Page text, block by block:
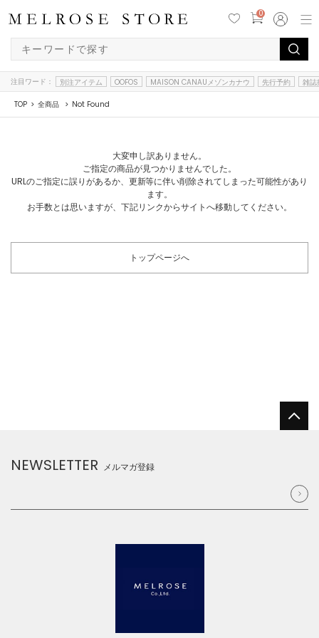
0
注目ワード： 別注アイテム OOFOS MAISON CANAUメゾンカナウ 先行予約 雑誌
TOP 全商品 Not Found
大変申し訳ありません。
ご指定の商品が見つかりませんでした。
URLのご指定に誤りがあるか、更新等に伴い削除されてしまった可能性があり
ます。
お手数とは思いますが、下記リンクからサイトへ移動してください。
トップページへ
NEWSLETTER メルマガ登録